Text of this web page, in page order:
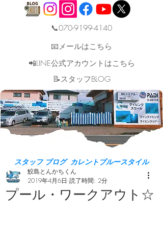
📞070-9199-4140
📧メールはこちら
📲LINE公式アカウントはこちら
​📝スタッフBLOG
スタッフ ブログ カレントブルースタイル
プール・ワークアウト☆
鮫島とんかちくん
2019年4月6日 読了時間: 2分